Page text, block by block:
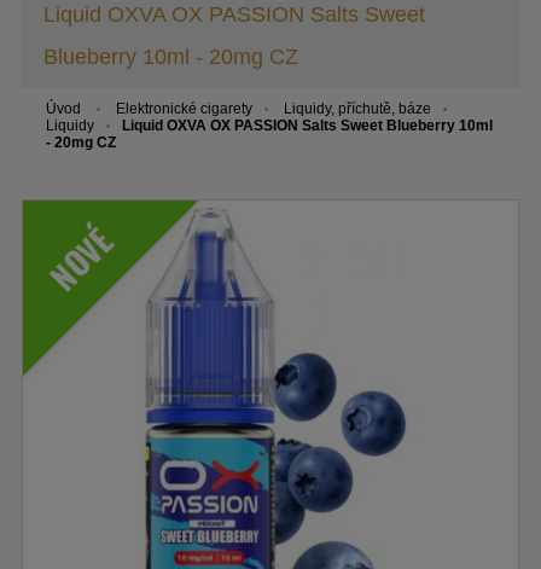
Liquid OXVA OX PASSION Salts Sweet
Blueberry 10ml - 20mg CZ
Úvod Elektronické cigarety
Liquidy, příchutě, báze
Liquidy
Liquid OXVA OX PASSION Salts Sweet Blueberry 10ml
- 20mg CZ
NOVÉ